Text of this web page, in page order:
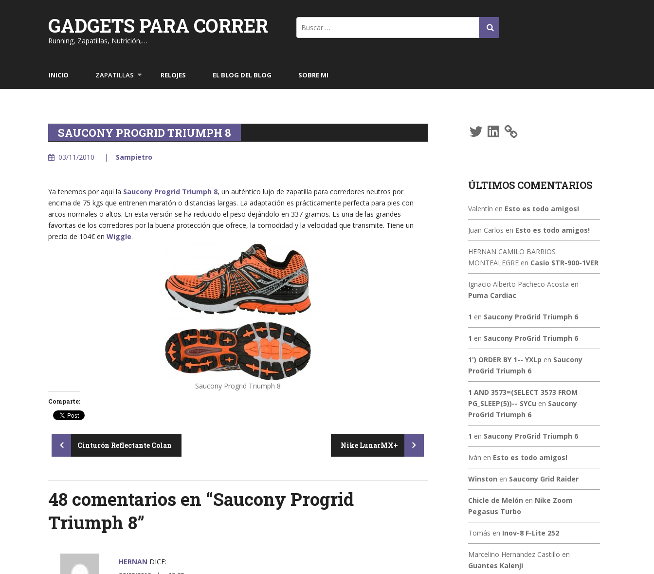
GADGETS PARA CORRER
Running, Zapatillas, Nutrición,…
INICIO ZAPATILLAS RELOJES EL BLOG DEL BLOG SOBRE MI
SAUCONY PROGRID TRIUMPH 8
03/11/2010 Sampietro
Ya tenemos por aqui la Saucony Progrid Triumph 8, un auténtico lujo de zapatilla para corredores neutros por
encima de 75 kgs que entrenen maratón o distancias largas. La adaptación es prácticamente perfecta para pies con
arcos normales o altos. En esta versión se ha reducido el peso dejándolo en 337 gramos. Es una de las grandes
favoritas de los corredores por la buena protección que ofrece, la comodidad y la velocidad que transmite. Tiene un
precio de 104€ en Wiggle.
Saucony Progrid Triumph 8
Comparte:
Post
navigation
Cinturón Reflectante Colan Nike LunarMX+
48 comentarios en “Saucony Progrid
Triumph 8”
HERNAN DICE:
TwitterLinkedIn
ÚLTIMOS COMENTARIOS
Valentín en Esto es todo amigos!
Juan Carlos en Esto es todo amigos!
HERNAN CAMILO BARRIOS
MONTEALEGREen Casio STR-900-1VER
Ignacio Alberto Pacheco Acosta en
Puma Cardiac
1 en Saucony ProGrid Triumph 6
1 en Saucony ProGrid Triumph 6
1') ORDER BY 1-- YXLp en Saucony
ProGrid Triumph 6
1 AND 3573=(SELECT 3573 FROM
PG_SLEEP(5))-- SYCu en Saucony
ProGrid Triumph 6
1 en Saucony ProGrid Triumph 6
Iván en Esto es todo amigos!
Winston en Saucony Grid Raider
Chicle de Melón en Nike Zoom
Pegasus Turbo
Tomás en Inov-8 F-Lite 252
Marcelino Hernandez Castillo en
Guantes Kalenji